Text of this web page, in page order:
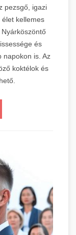
pezsgő, igazi
kellemes
és
napokon is. Az
koktélok és